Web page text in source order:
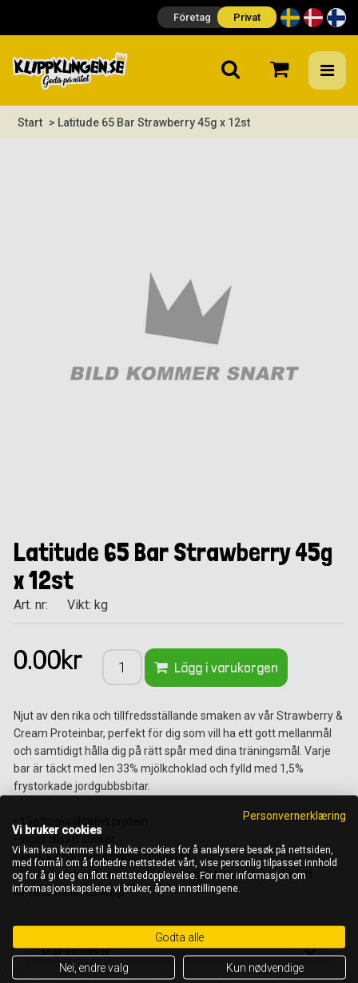
Företag Privat
Start > Latitude 65 Bar Strawberry 45g x 12st
Latitude 65 Bar Strawberry 45g
x 12st
Art. nr: Vikt: kg
0.00kr Lägg i varukorgen
Njut av den rika och tillfredsställande smaken av vår Strawberry &
Cream Proteinbar, perfekt för dig som vill ha ett gott mellanmål
och samtidigt hålla dig på rätt spår med dina träningsmål. Varje
bar är täckt med len 33% mjölkchoklad och fylld med 1,5%
frystorkade jordgubbsbitar.
• 15g högkvalitativt protein
• Mjuk kärna som smälter i munnen
• Härlig kombination av mjölkkräm och vasslecrispies för ett
tillfredsställande krisp
Ingredienser
Personvernerklæring
Vi bruker cookies
Vi kan kan komme til å bruke cookies for å analysere besøk på nettsiden,
med formål om å forbedre nettstedet vårt, vise personlig tilpasset innhold
og for å gi deg en flott nettstedopplevelse. For mer informasjon om
informasjonskapslene vi bruker, åpne innstillingene.
Godta alle
Nei, endre valg Kun nødvendige